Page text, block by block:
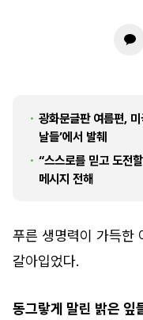
광화문글판 여름편,
날들’에서 발췌
“스스로를 믿고 도전
메시지 전해
푸른 생명력이 가득한
갈아입었다.
동그랗게 말린 밝은 잎